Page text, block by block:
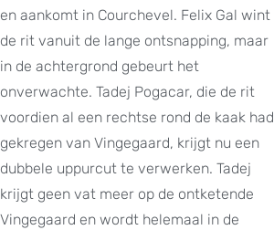
en aankomt in Courchevel. Felix Gal wint
de rit vanuit de lange ontsnapping, maar
in de achtergrond gebeurt het
onverwachte. Tadej Pogacar, die de rit
voordien al een rechtse rond de kaak had
gekregen van Vingegaard, krijgt nu een
dubbele uppurcut te verwerken. Tadej
krijgt geen vat meer op de ontketende
Vingegaard en wordt helemaal in de